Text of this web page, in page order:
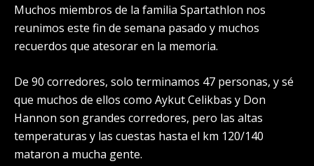
Muchos miembros de la familia Spartathlon nos
reunimos este fin de semana pasado y muchos
recuerdos que atesorar en la memoria.
De 90 corredores, solo terminamos 47 personas, y sé
que muchos de ellos como Aykut Celikbas y Don
Hannon son grandes corredores, pero las altas
temperaturas y las cuestas hasta el km 120/140
mataron a mucha gente.